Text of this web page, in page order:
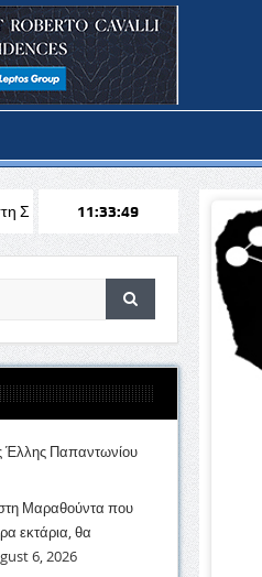
το Europa League
11:33:51
Έλλης Παπαντωνίου
Μαραθούντα που
εκτάρια, θα
6, 2026